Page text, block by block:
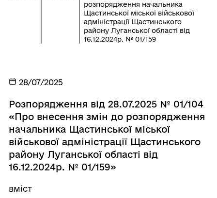
розпорядження начальника
Щастинської міської військової
адміністрації Щастинського
району Луганської області від
16.12.2024р. № 01/159
28/07/2025
Розпорядження від 28.07.2025 № 01/104
«Про внесення змін до розпорядження
начальника Щастинської міської
військової адміністрації Щастинського
району Луганської області від
16.12.2024р. № 01/159»
вміст